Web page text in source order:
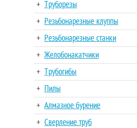
Труборезы
Резьбонарезные клуппы
Резьбонарезные станки
Желобонакатчики
Трубогибы
Пилы
Алмазное бурение
Сверление труб